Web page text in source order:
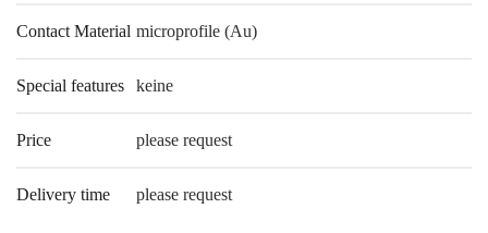
Contact Material microprofile (Au)
Special features keine
Price please request
Delivery time please request